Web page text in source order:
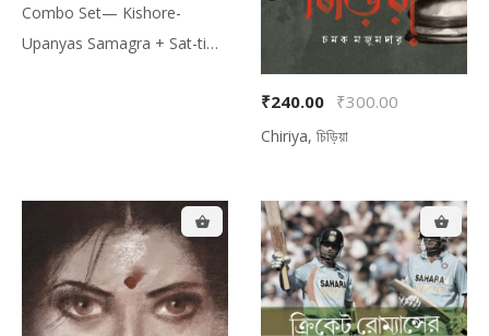
Combo Set— Kishore-
Upanyas Samagra + Sat-ti
₹240.00 ₹300.00
Chiriya, চিড়িয়া